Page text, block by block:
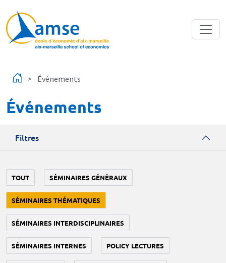
Événements
Événements
Filtres
TOUT SÉMINAIRES GÉNÉRAUX
SÉMINAIRES THÉMATIQUES
SÉMINAIRES INTERDISCIPLINAIRES
SÉMINAIRES INTERNES POLICY LECTURES